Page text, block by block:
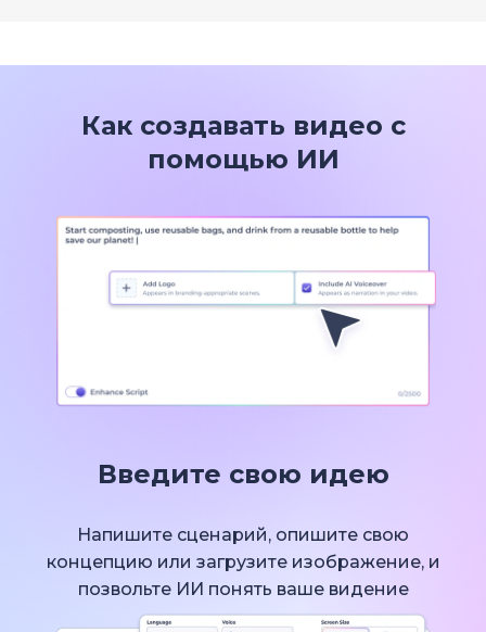
Как создавать видео с
помощью ИИ
Введите свою идею
Напишите сценарий, опишите свою
концепцию или загрузите изображение, и
позвольте ИИ понять ваше видение